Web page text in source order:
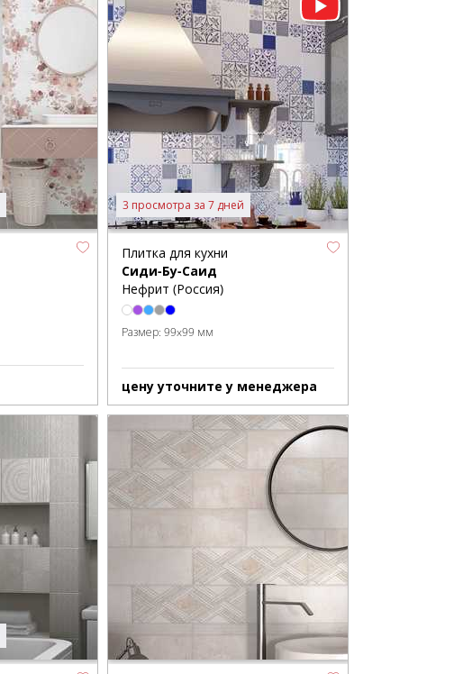
3 просмотра за 7 дней
Плитка для кухни
Сиди-Бу-Саид
Нефрит (Россия)
Размер: 99x99 мм
цену уточните у менеджера